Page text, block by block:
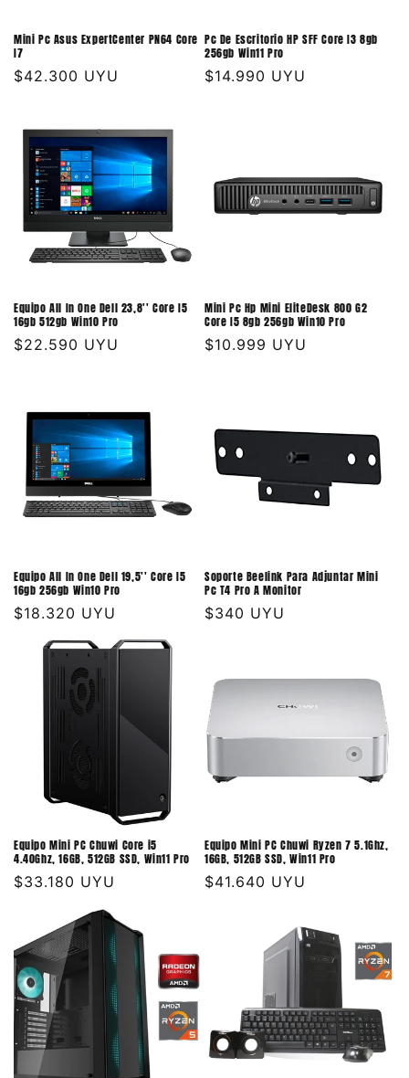
Mini Pc Asus ExpertCenter PN64 Core
I7
Precio
$42.300 UYU
Pc De Escritorio HP SFF Core I3 8gb
256gb Win11 Pro
Precio
$14.990 UYU
Equipo All In One Dell 23,8'' Core I5
16gb 512gb Win10 Pro
Precio
$22.590 UYU
Mini Pc Hp Mini EliteDesk 800 G2
Core I5 8gb 256gb Win10 Pro
Precio
$10.999 UYU
Equipo All In One Dell 19,5'' Core I5
16gb 256gb Win10 Pro
Precio
$18.320 UYU
Soporte Beelink Para Adjuntar Mini
Pc T4 Pro A Monitor
Precio
$340 UYU
Equipo Mini PC Chuwi Core i5
4.40Ghz, 16GB, 512GB SSD, Win11 Pro
Precio
$33.180 UYU
Equipo Mini PC Chuwi Ryzen 7 5.1Ghz,
16GB, 512GB SSD, Win11 Pro
Precio
$41.640 UYU